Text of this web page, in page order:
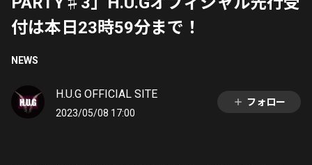
付は本日23時59分まで！
NEWS
H.U.G OFFICIAL SITE
2023/05/08 17:00
フォロー